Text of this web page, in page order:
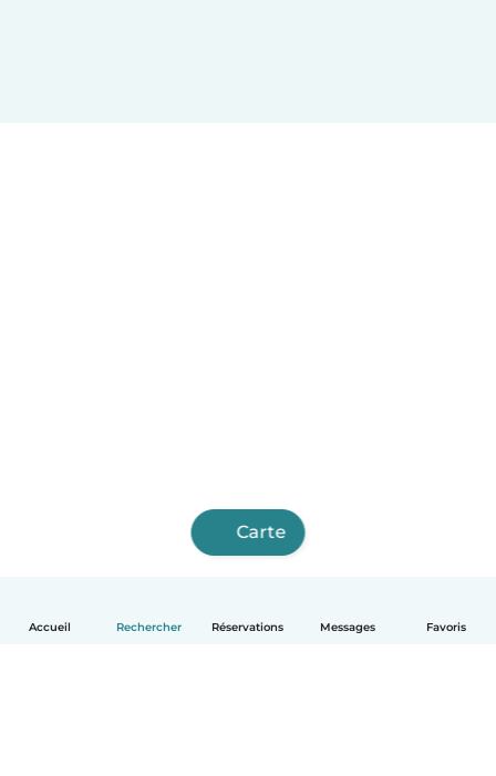
Accueil Rechercher Réservations Messages Favoris
Carte